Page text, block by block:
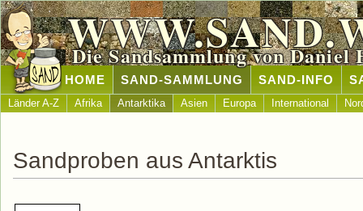
Die Sandsammlung von Daniel
HOME SAND-SAMMLUNG SAND-INFO
Länder A-Z Afrika Antarktika Asien Europa International
Sandproben aus Antarktis